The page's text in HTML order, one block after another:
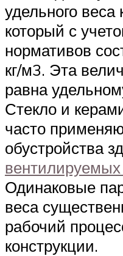
удельного веса
который с
нормативов
кг/м3. Эта
равна
Стекло и
часто
обустройства
Одинаковые
веса
рабочий
конструкции.